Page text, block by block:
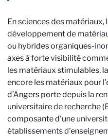
En sciences des
développement de
ou hybrides organiques-
axes à forte visibilité
les matériaux stimulables,
encore les matériaux pour
d’Angers porte depuis la
universitaire de recherche
composante d'une
établissements